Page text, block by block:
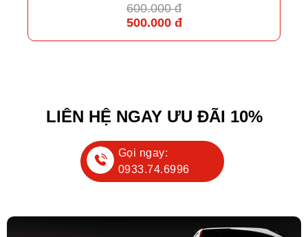
600.000 đ
500.000 đ
LIÊN HỆ NGAY ƯU ĐÃI 10%
Gọi ngay:
0933.74.6996